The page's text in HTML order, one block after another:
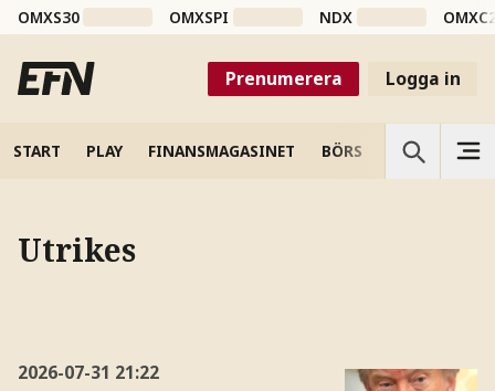
OMXS30 OMXSPI NDX
Prenumerera Logga in
START PLAY FINANSMAGASINET BÖRS VETENSKAP
Utrikes
2026-07-31 21:22